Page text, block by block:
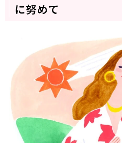
に努めて